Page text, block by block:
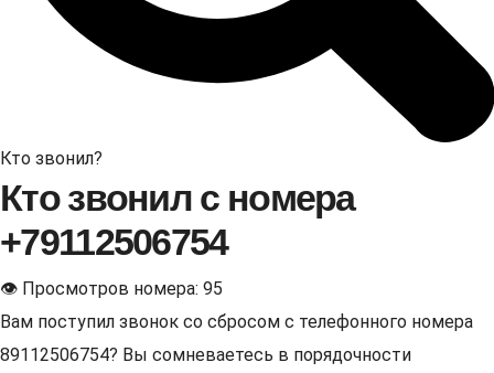
Кто звонил?
Кто звонил с номера
+79112506754
👁 Просмотров номера: 95
Вам поступил звонок со сбросом с телефонного номера
89112506754? Вы сомневаетесь в порядочности